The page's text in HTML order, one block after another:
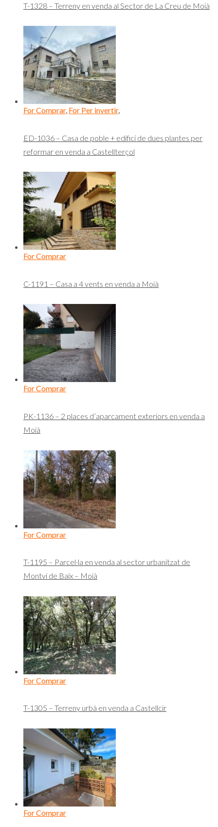
T-1328 – Terreny en venda al Sector de La Creu de Moià
For Comprar, For Per invertir,
ED-1036 – Casa de poble + edifici de dues plantes per
reformar en venda a Castellterçol
For Comprar
C-1191 – Casa a 4 vents en venda a Moià
For Comprar
PK-1136 – 2 places d’aparcament exteriors en venda a
Moià
For Comprar
T-1195 – Parcel·la en venda al sector urbanitzat de
Montví de Baix – Moià
For Comprar
T-1305 – Terreny urbà en venda a Castellcir
For Comprar